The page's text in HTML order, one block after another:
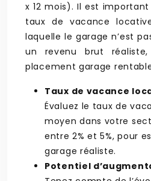
x 12 mois). Il est
taux de vacance
laquelle le garage n’est
un revenu brut
placement garage
Taux de vacance
Évaluez le taux de
moyen dans votre
entre 2% et 5%, pour
garage réaliste.
Potentiel